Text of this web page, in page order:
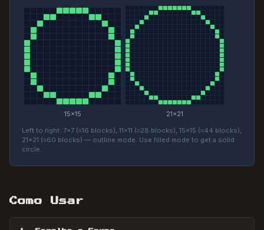
15×15 21×21
Left to right: 7×7 (≈16 blocks), 11×11 (≈28 blocks), 15×15 (≈44 blocks),
21×21 (≈60 blocks) — outline mode. Use filled mode to get a solid
circle.
Como Usar